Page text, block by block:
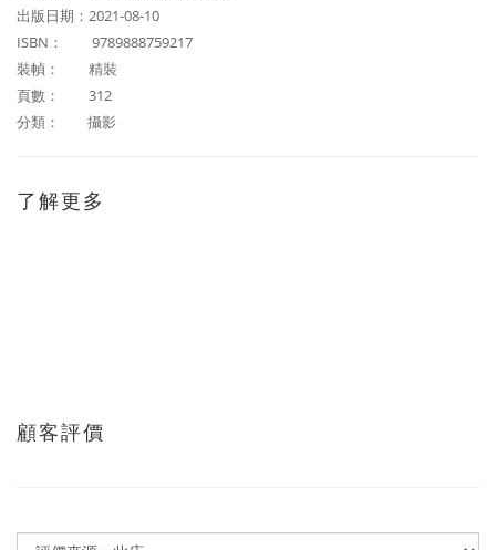
出版日期：2021-08-10
ISBN： 9789888759217
裝幀： 精裝
頁數： 312
分類：
攝影
了解更多
顧客評價